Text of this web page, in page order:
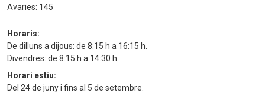
Avaries: 145
Horaris:
De dilluns a dijous: de 8:15 h a 16:15 h.
Divendres: de 8:15 h a 14:30 h.
Horari estiu:
Del 24 de juny i fins al 5 de setembre.